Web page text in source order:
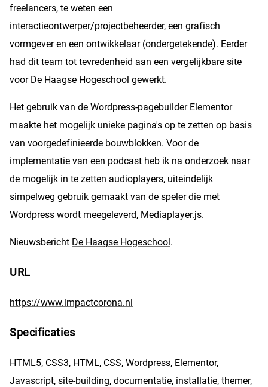
freelancers, te weten een
interactieontwerper/projectbeheerder, een grafisch
vormgeveren een ontwikkelaar (ondergetekende). Eerder
had dit team tot tevredenheid aan een vergelijkbare site
voor De Haagse Hogeschool gewerkt.
Het gebruik van de Wordpress-pagebuilder Elementor
maakte het mogelijk unieke pagina's op te zetten op basis
van voorgedefinieerde bouwblokken. Voor de
implementatie van een podcast heb ik na onderzoek naar
de mogelijk in te zetten audioplayers, uiteindelijk
simpelweg gebruik gemaakt van de speler die met
Wordpress wordt meegeleverd, Mediaplayer.js.
Nieuwsbericht De Haagse Hogeschool.
URL
https://www.impactcorona.nl
Specificaties
HTML5, CSS3, HTML, CSS, Wordpress, Elementor,
Javascript, site-building, documentatie, installatie, themer,